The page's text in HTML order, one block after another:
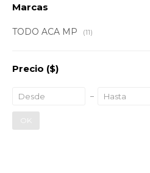
Marcas
TODO ACA MP (11)
Precio ($)
OK